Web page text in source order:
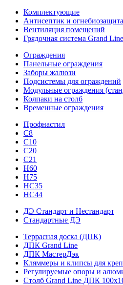
Комплектующие
Антисептик и
Вентиляция помещений
Грядочная система Grand
Ограждения
Панельные ограждения
Заборы жалюзи
Подсистемы для ограждений
Модульные ограждения
Колпаки на столб
Временные ограждения
Профнастил
С8
С10
С20
С21
H60
H75
HС35
НС44
ДЭ Стандарт и Нестандарт
Стандартные ДЭ
Террасная доска (ДПК)
ДПК Grand Line
ДПК МастерДэк
Кляммеры и клипсы для
Регулируемые опоры и
Столб Grand Line ДПК